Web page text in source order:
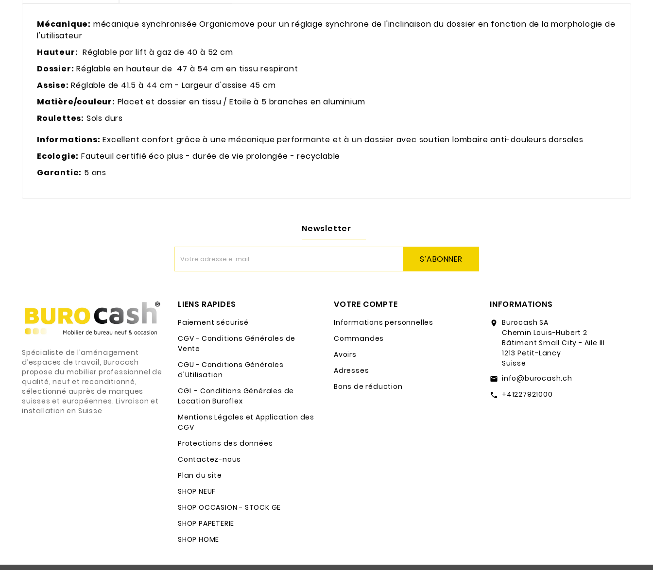
Mécanique: mécanique synchronisée Organicmove pour un réglage synchrone de l'inclinaison du dossier en fonction de la morphologie de
l'utilisateur
Hauteur: Réglable par lift à gaz de 40 à 52 cm
Dossier: Réglable en hauteur de 47 à 54 cm en tissu respirant
Assise: Réglable de 41.5 à 44 cm - Largeur d'assise 45 cm
Matière/couleur: Placet et dossier en tissu / Etoile à 5 branches en aluminium
Roulettes: Sols durs
Informations: Excellent confort grâce à une mécanique performante et à un dossier avec soutien lombaire anti-douleurs dorsales
Ecologie: Fauteuil certifié éco plus - durée de vie prolongée - recyclable
Garantie: 5 ans
Newsletter
S’ABONNER
Spécialiste de l’aménagement
d’espaces de travail, Burocash
propose du mobilier professionnel de
qualité, neuf et reconditionné,
sélectionné auprès de marques
suisses et européennes. Livraison et
installation en Suisse
LIENS RAPIDES
Paiement sécurisé
CGV - Conditions Générales de
Vente
CGU - Conditions Générales
d'Utilisation
CGL - Conditions Générales de
Location Buroflex
Mentions Légales et Application des
CGV
Protections des données
Contactez-nous
Plan du site
SHOP NEUF
SHOP OCCASION - STOCK GE
SHOP PAPETERIE
SHOP HOME
VOTRE COMPTE
Informations personnelles
Commandes
Avoirs
Adresses
Bons de réduction
INFORMATIONS
location_on
Burocash SA
Chemin Louis-Hubert 2
Bâtiment Small City - Aile III
1213 Petit-Lancy
Suisse
email info@burocash.ch
call +41227921000